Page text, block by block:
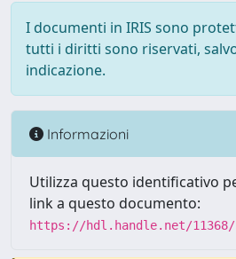
I documenti in IRIS sono
tutti i diritti sono riservati,
indicazione.
Informazioni
Utilizza questo identificativo
link a questo documento:
https://hdl.handle.net/11368/